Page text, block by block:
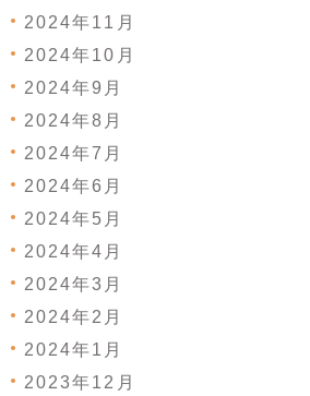
2024年11月
2024年10月
2024年9月
2024年8月
2024年7月
2024年6月
2024年5月
2024年4月
2024年3月
2024年2月
2024年1月
2023年12月